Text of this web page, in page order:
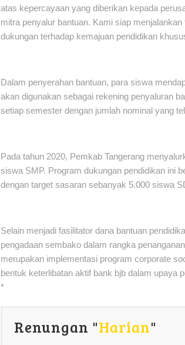
atas kepercayaan yang diberikan kepada
mitra penyalur bantuan. Kami siap
dukungan terhadap kemajuan pendidikan
Dalam penyerahan bantuan, para siswa
akan digunakan sebagai rekening penyaluran
setiap semester dengan jumlah nominal yang
Pada tahun 2020, Pemkab Tangerang
siswa SMP. Program dukungan pendidikan ini
dengan target sasaran sebanyak 5.000 siswa
Selain menjadi fasilitator dana bantuan
pengadaan sembako dalam rangka
merupakan implementasi program corporate
bentuk keterlibatan aktif bank bjb dalam upaya
*
Renungan "Harian"